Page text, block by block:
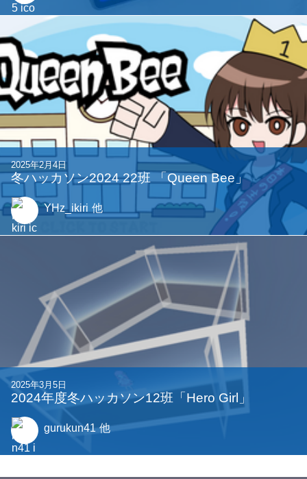
2025年2月4日
冬ハッカソン2024 22班 「Queen Bee」
YHz_ikiri 他
2025年3月5日
2024年度冬ハッカソン12班「Hero Girl」
gurukun41 他